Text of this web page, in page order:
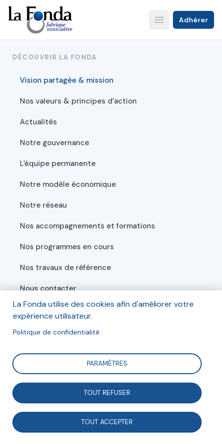
Aller
au
contenu
principal
Open main menu
Adhérer
DÉCOUVRIR LA FONDA
Vision partagée & mission
Nos valeurs & principes d’action
Actualités
Notre gouvernance
L'équipe permanente
Notre modèle économique
Notre réseau
Nos accompagnements et formations
Nos programmes en cours
Nos travaux de référence
Nous contacter
Documents statutaires de la Fonda
Vision partagée & mission
accompagne le développement de la vie
associative depuis plus de 40 ans. Si ses modes
d’action ont évolué avec le temps, la vision
La Fonda utilise des cookies afin d'améliorer votre
expérience utilisateur.
Politique de confidentialité
PARAMÈTRES
TOUT REFUSER
TOUT ACCEPTER